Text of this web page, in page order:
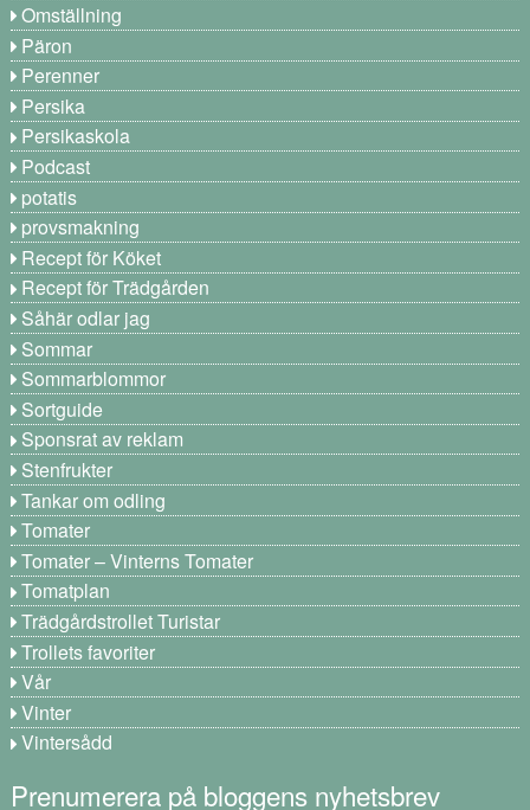
Omställning
Päron
Perenner
Persika
Persikaskola
Podcast
potatis
provsmakning
Recept för Köket
Recept för Trädgården
Såhär odlar jag
Sommar
Sommarblommor
Sortguide
Sponsrat av reklam
Stenfrukter
Tankar om odling
Tomater
Tomater – Vinterns Tomater
Tomatplan
Trädgårdstrollet Turistar
Trollets favoriter
Vår
Vinter
Vintersådd
Prenumerera på bloggens nyhetsbrev